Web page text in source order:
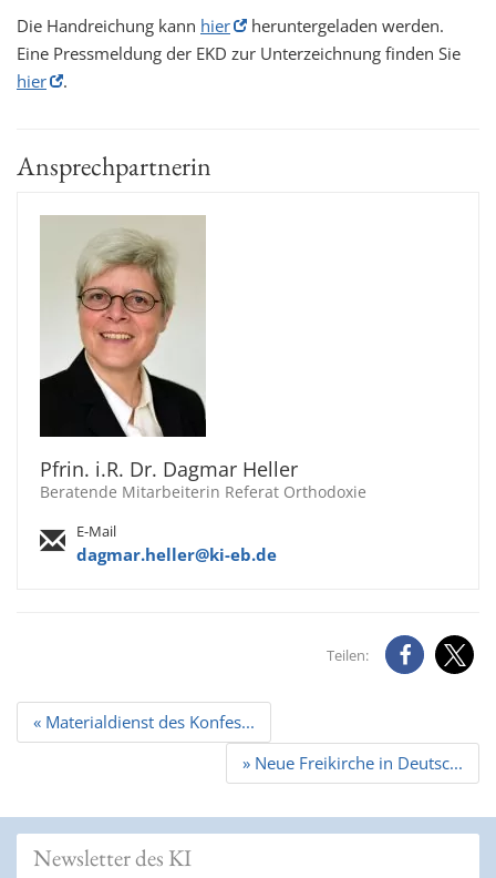
Die Handreichung kann hier
heruntergeladen werden.
Eine Pressmeldung der EKD zur Unterzeichnung finden Sie
hier
.
Ansprechpartnerin
Pfrin. i.R. Dr. Dagmar Heller
Beratende Mitarbeiterin Referat Orthodoxie
E-Mail
dagmar.heller@ki-eb.de
Teilen:
Beitrags
Navigation
« Materialdienst des Konfes...
» Neue Freikirche in Deutsc...
Newsletter des KI